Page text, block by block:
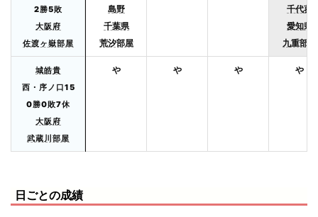
2勝5敗
大阪府
佐渡ヶ嶽部屋
島野
千葉県
荒汐部屋
千代葵
愛知県
九重部屋
城皓貴
西・序ノ口15
0勝0敗7休
大阪府
武蔵川部屋
や や や や
日ごとの成績